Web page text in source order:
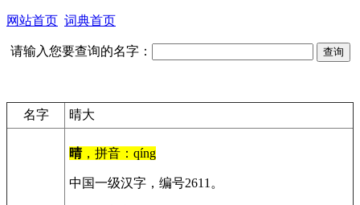
网站首页 词典首页
请输入您要查询的名字：
名字 晴大
晴，拼音：qíng
中国一级汉字，编号2611。